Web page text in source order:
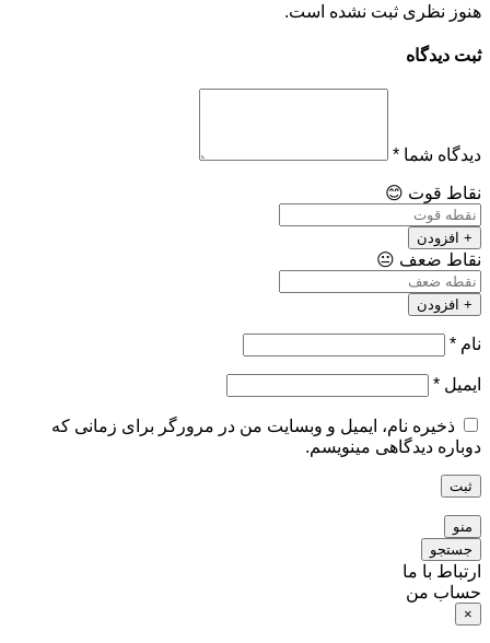
هنوز نظری ثبت نشده است.
ثبت دیدگاه
دیدگاه شما *
نقاط قوت 😊
+ افزودن
نقاط ضعف 😐
+ افزودن
نام *
ایمیل *
ذخیره نام، ایمیل و وبسایت من در مرورگر برای زمانی که
دوباره دیدگاهی مینویسم.
ثبت
منو
جستجو
ارتباط با ما
حساب من
×